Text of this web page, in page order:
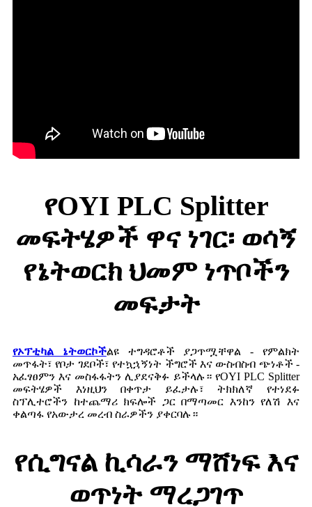
የOYI PLC Splitter
መፍትሄዎች ዋና ነገር፡ ወሳኝ
የኔትወርክ ህመም ነጥቦችን
መፍታት
የኦፕቲካል ኔትወርኮችልዩ ተግዳሮቶች ያጋጥሟቸዋል - የምልክት
መጥፋት፣ የቦታ ገደቦች፣ የተኳኋኝነት ችግሮች እና ውስብስብ ጭነቶች -
አፈፃፀምን እና መስፋፋትን ሊያደናቅፉ ይችላሉ። የOYI PLC Splitter
መፍትሄዎች እነዚህን በቀጥታ ይፈታሉ፣ ትክክለኛ የተነደፉ
ስፕሊተሮችን ከተጨማሪ ክፍሎች ጋር በማጣመር እንከን የለሽ እና
ቀልጣፋ የአውታረ መረብ ስራዎችን ያቀርባሉ።
የሲግናል ኪሳራን ማሸነፍ እና
ወጥነት ማረጋገጥ